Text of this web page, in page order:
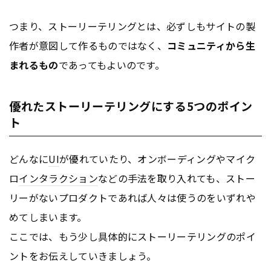
つまり、ストーリーテリングとは、必ずしもサイトの製
作者が意図して作るものではなく、 コミュニティから生
まれるものであってもよいのです。
優れたストーリーテリングにする5つのポイン
ト
どんなにUIが優れていたり、オンボーディングやマイク
ロインタラクションなどの手法を取り入れても、ストー
リーがないプロダクトであれば人々は使うのをいずれや
めてしまいます。
ここでは、もう少し具体的にストーリーテリングのポイ
ントをお伝えしていきましょう。